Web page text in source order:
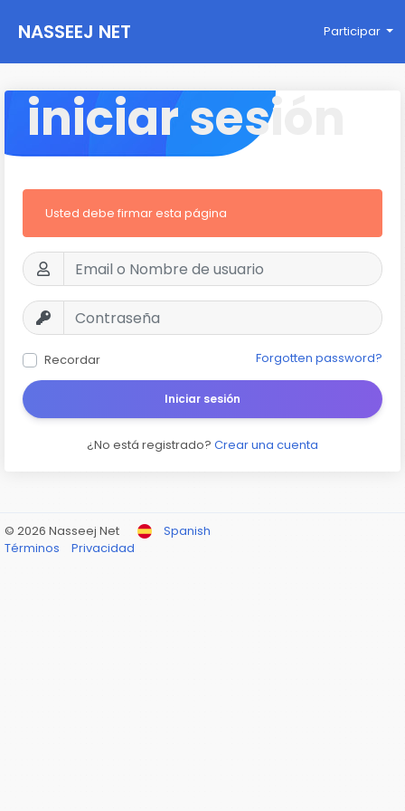
NASSEEJ NET Participar
iniciar sesión
Usted debe firmar esta página
Recordar Forgotten password?
Iniciar sesión
¿No está registrado? Crear una cuenta
© 2026 Nasseej Net
Spanish
Términos
Privacidad